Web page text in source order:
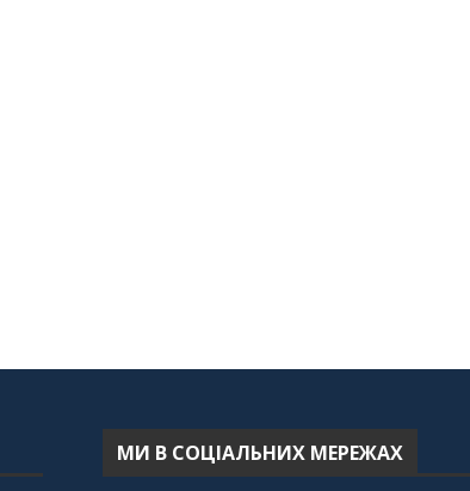
МИ В СОЦІАЛЬНИХ МЕРЕЖАХ